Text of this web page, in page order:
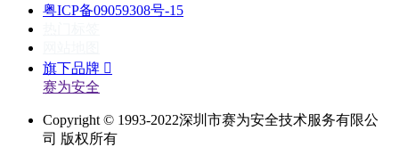
粤ICP备09059308号-15
旗下品牌 
赛为安全
Copyright © 1993-2022深圳市赛为安全技术服务有限公
司 版权所有